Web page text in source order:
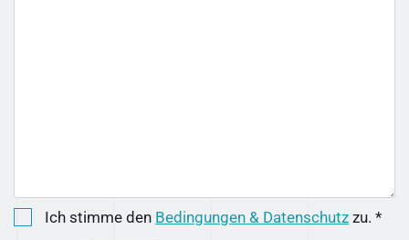
Ich stimme den Bedingungen & Datenschutz zu. *